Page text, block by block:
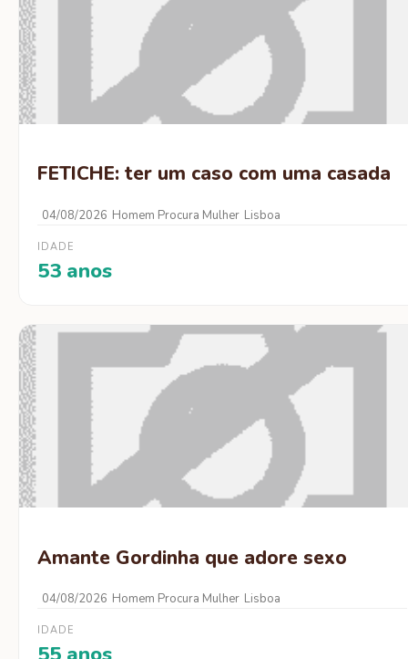
FETICHE: ter um caso com uma casada
04/08/2026 Homem Procura Mulher Lisboa
IDADE
53 anos
Amante Gordinha que adore sexo
04/08/2026 Homem Procura Mulher Lisboa
IDADE